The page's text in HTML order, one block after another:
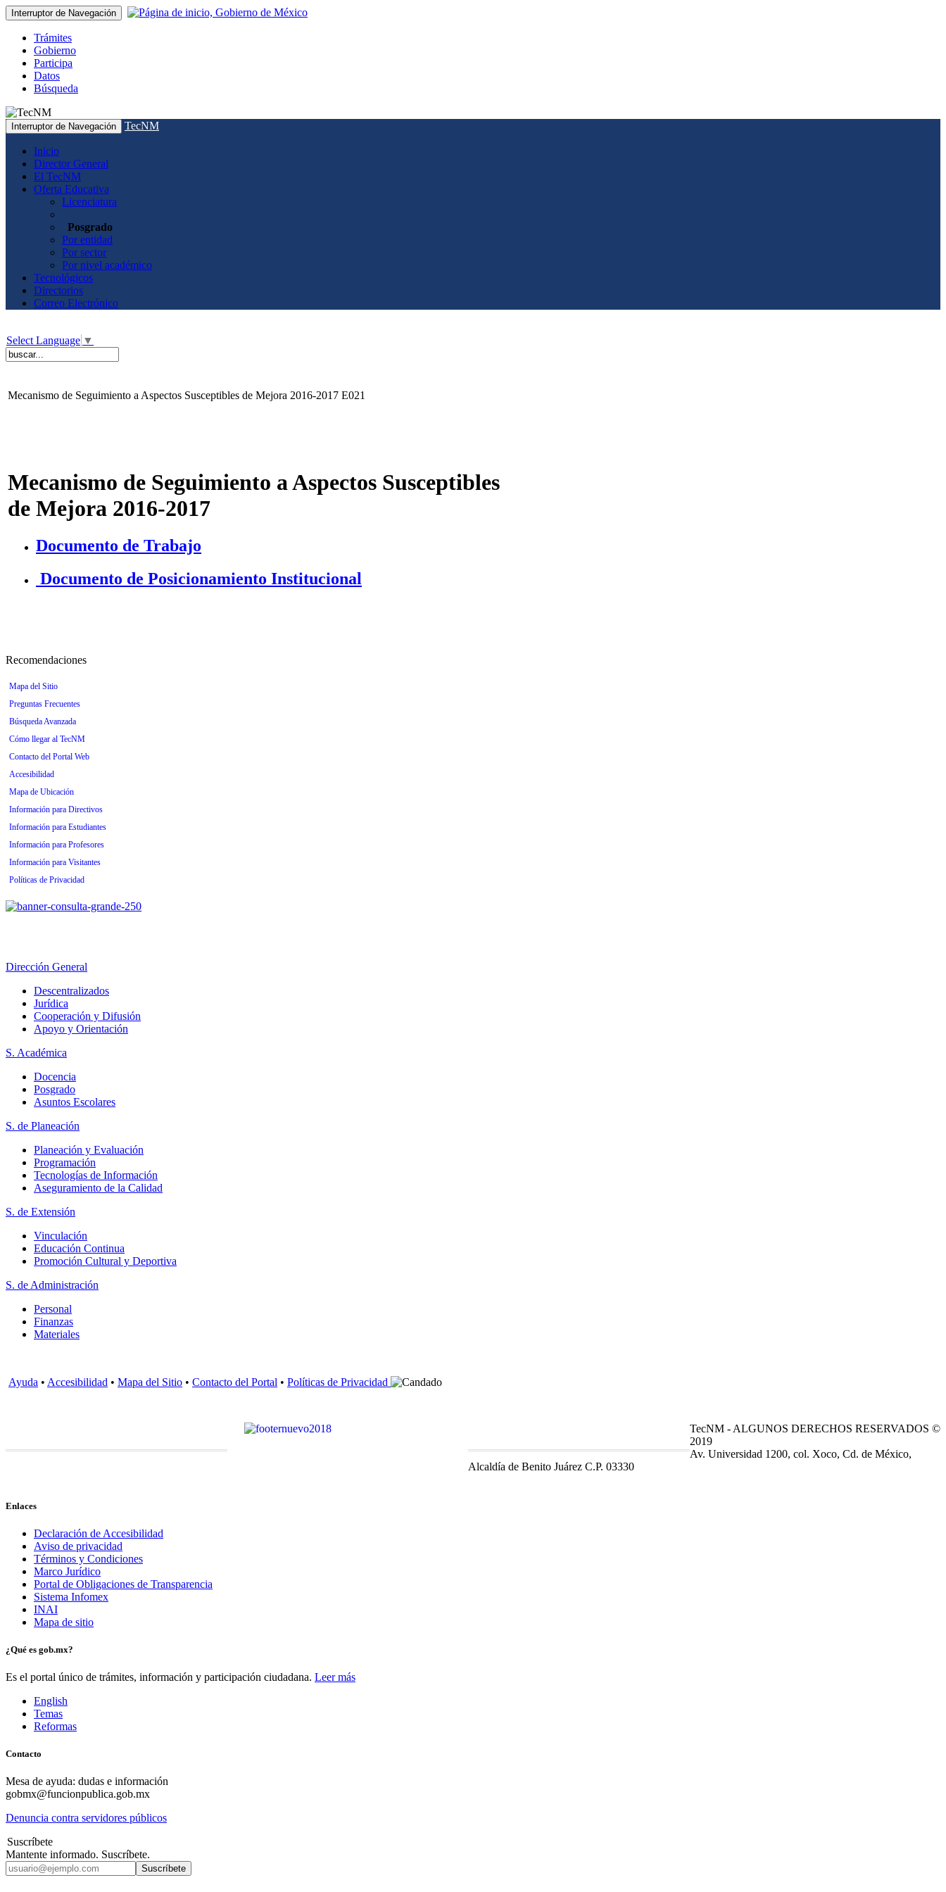
Interruptor de Navegación
Trámites
Gobierno
Participa
Datos
Búsqueda
Interruptor de Navegación TecNM
Inicio
Director General
El TecNM
Oferta Educativa
Licenciatura
Posgrado
Por entidad
Por sector
Por nivel académico
Tecnológicos
Directorios
Correo Electrónico
Select Language ▼
Mecanismo de Seguimiento a Aspectos Susceptibles de Mejora 2016-2017 E021
Mecanismo de Seguimiento a Aspectos Susceptibles
de Mejora 2016-2017
Documento de Trabajo
Documento de Posicionamiento Institucional
Recomendaciones
Mapa del Sitio
Preguntas Frecuentes
Búsqueda Avanzada
Cómo llegar al TecNM
Contacto del Portal Web
Accesibilidad
Mapa de Ubicación
Información para Directivos
Información para Estudiantes
Información para Profesores
Información para Visitantes
Políticas de Privacidad
Dirección General
Descentralizados
Jurídica
Cooperación y Difusión
Apoyo y Orientación
S. Académica
Docencia
Posgrado
Asuntos Escolares
S. de Planeación
Planeación y Evaluación
Programación
Tecnologías de Información
Aseguramiento de la Calidad
S. de Extensión
Vinculación
Educación Continua
Promoción Cultural y Deportiva
S. de Administración
Personal
Finanzas
Materiales
Ayuda • Accesibilidad • Mapa del Sitio • Contacto del Portal • Políticas de Privacidad
TecNM - ALGUNOS DERECHOS RESERVADOS ©
2019
Av. Universidad 1200, col. Xoco, Cd. de México,
Alcaldía de Benito Juárez C.P. 03330
Enlaces
Declaración de Accesibilidad
Aviso de privacidad
Términos y Condiciones
Marco Jurídico
Portal de Obligaciones de Transparencia
Sistema Infomex
INAI
Mapa de sitio
¿Qué es gob.mx?
Es el portal único de trámites, información y participación ciudadana. Leer más
English
Temas
Reformas
Contacto
Mesa de ayuda: dudas e información
gobmx@funcionpublica.gob.mx
Denuncia contra servidores públicos
Suscríbete
Mantente informado. Suscríbete.
Suscríbete